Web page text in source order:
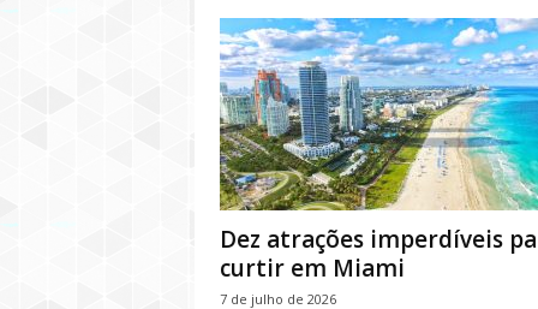
Dez atrações imperdíveis
curtir em Miami
7 de julho de 2026